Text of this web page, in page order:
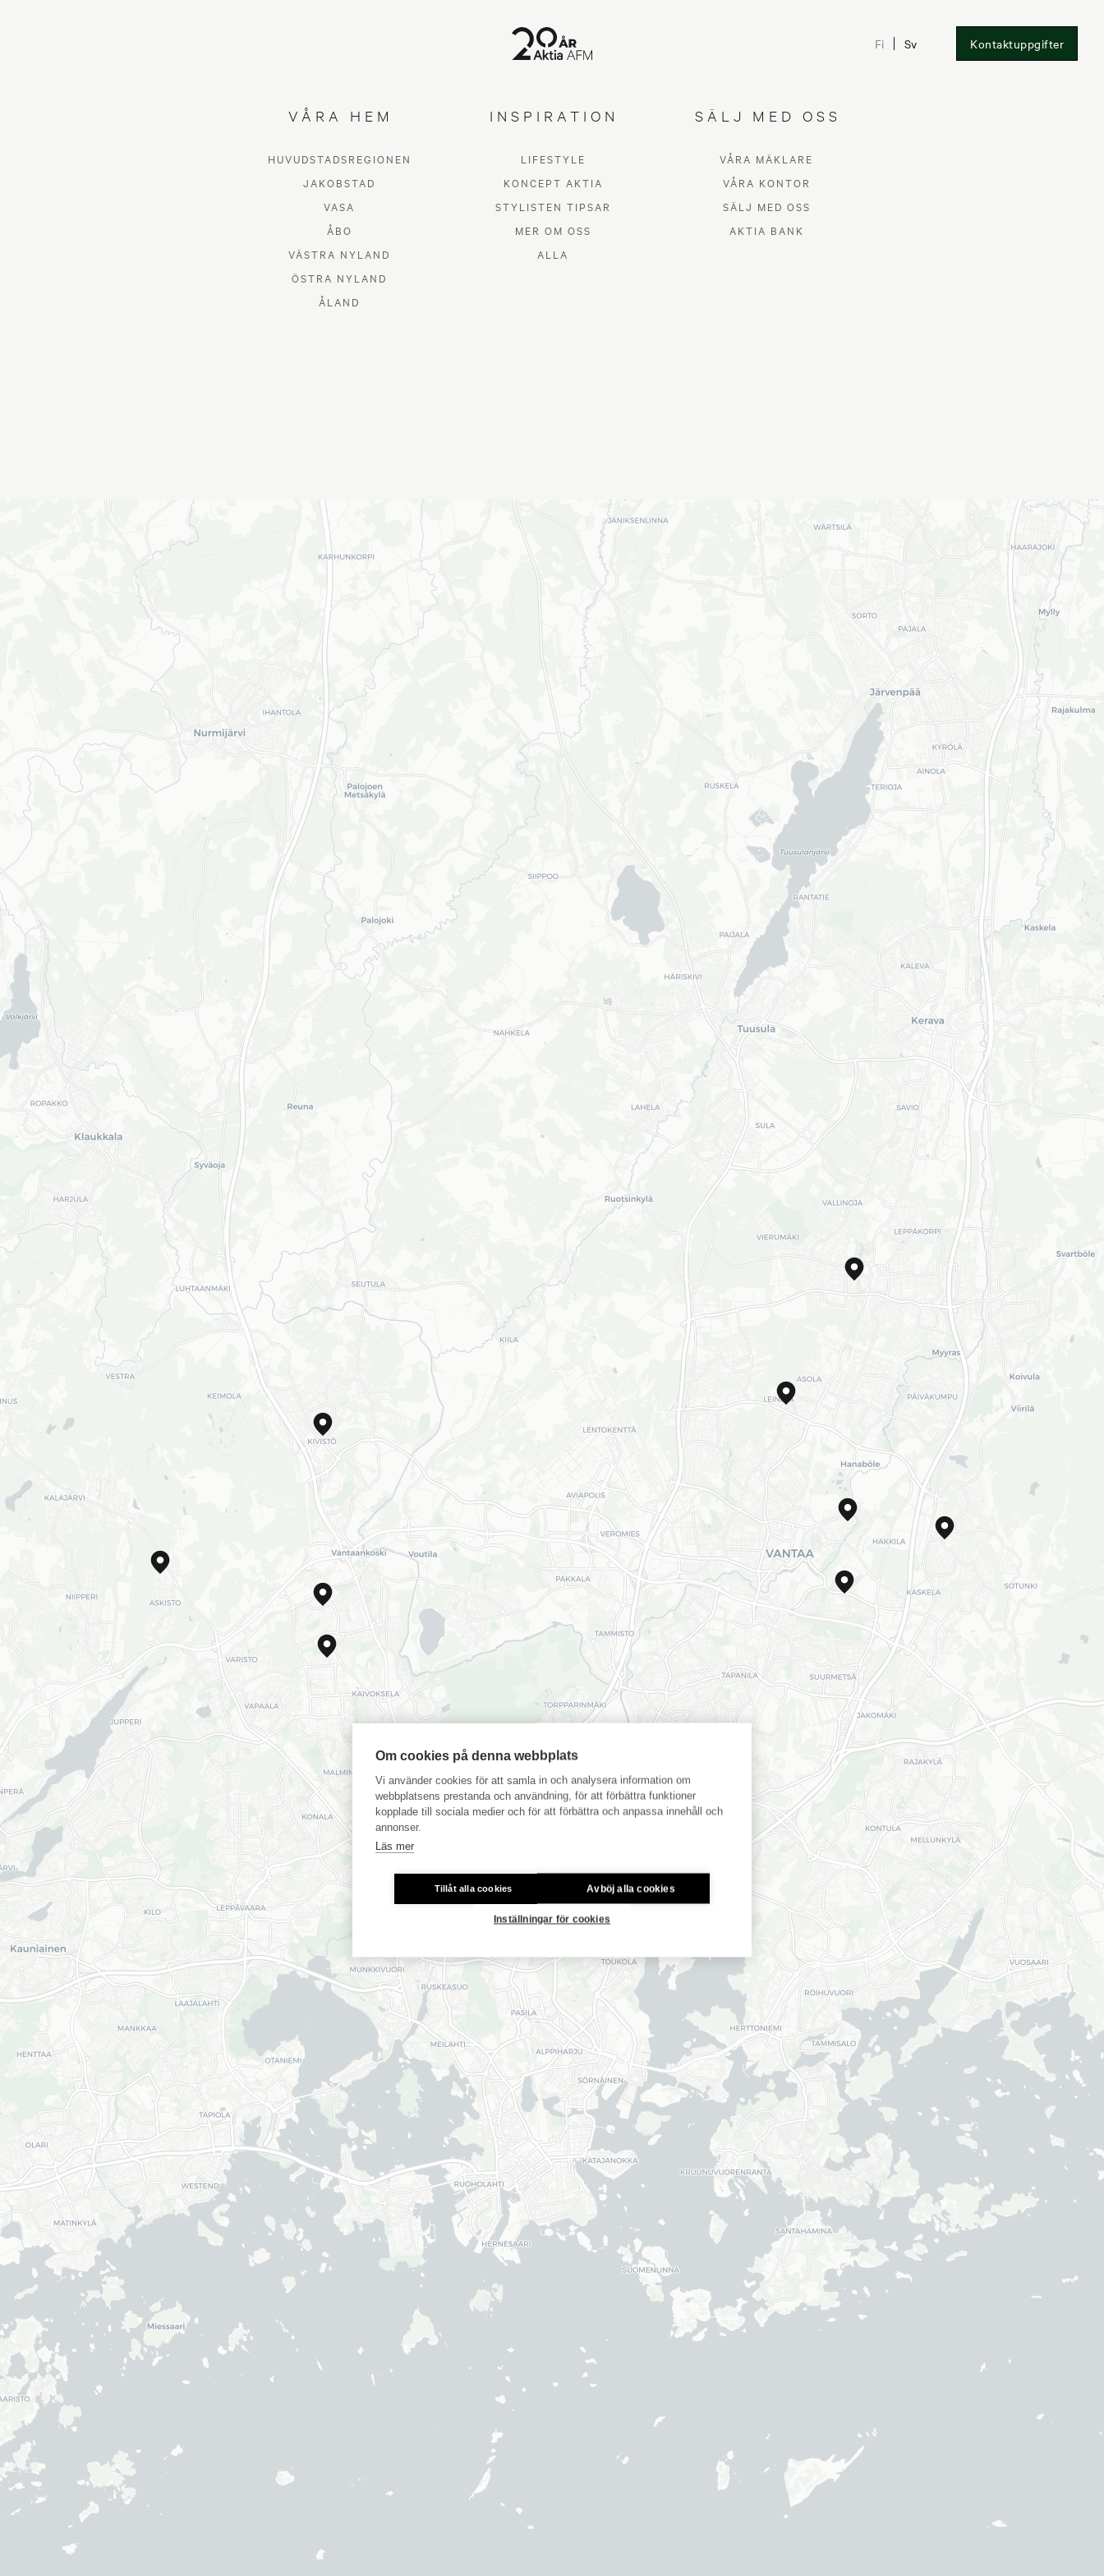
Fi Sv Kontaktuppgifter
VÅRA HEM
HUVUDSTADSREGIONEN
JAKOBSTAD
VASA
ÅBO
VÄSTRA NYLAND
ÖSTRA NYLAND
ÅLAND
INSPIRATION
LIFESTYLE
KONCEPT AKTIA
STYLISTEN TIPSAR
MER OM OSS
ALLA
SÄLJ MED OSS
VÅRA MÄKLARE
VÅRA KONTOR
SÄLJ MED OSS
AKTIA BANK
Om cookies på denna webbplats
Vi använder cookies för att samla in och analysera information om
webbplatsens prestanda och användning, för att förbättra funktioner
kopplade till sociala medier och för att förbättra och anpassa innehåll och
annonser.
Läs mer
Tillåt alla cookies Avböj alla cookies
Inställningar för cookies